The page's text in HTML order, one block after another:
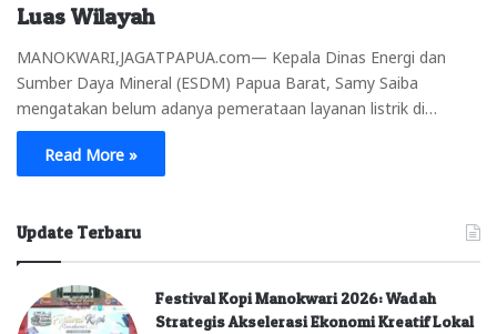
Luas Wilayah
MANOKWARI,JAGATPAPUA.com— Kepala Dinas Energi dan
Sumber Daya Mineral (ESDM) Papua Barat, Samy Saiba
mengatakan belum adanya pemerataan layanan listrik di…
Read More »
Update Terbaru
Festival Kopi Manokwari 2026: Wadah
Strategis Akselerasi Ekonomi Kreatif Lokal